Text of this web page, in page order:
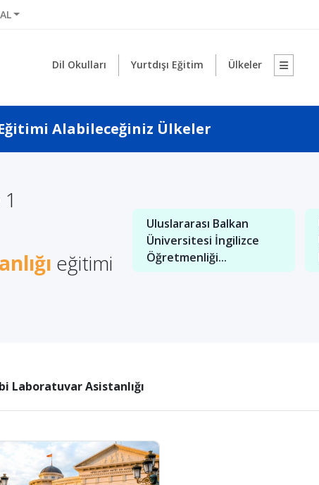
Dil Okulları Yurtdışı Eğitim Ülkeler
Alabileceğiniz Ülkeler
eğitimi
Uluslararası Balkan
Üniversitesi İngilizce
Öğretmenliği...
Laboratuvar Asistanlığı